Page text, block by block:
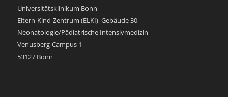
Universitätsklinikum Bonn
Eltern-Kind-Zentrum (ELKI), Gebäude 30
Neonatologie/Pädiatrische Intensivmedizin
Venusberg-Campus 1
53127 Bonn